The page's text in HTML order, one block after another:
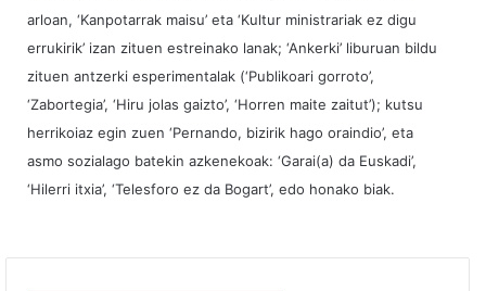
arloan, ‘Kanpotarrak maisu’ eta ‘Kultur ministrariak ez digu
errukirik’ izan zituen estreinako lanak; ‘Ankerki’ liburuan bildu
zituen antzerki esperimentalak (‘Publikoari gorroto’,
‘Zabortegia’, ‘Hiru jolas gaizto’, ‘Horren maite zaitut’); kutsu
herrikoiaz egin zuen ‘Pernando, bizirik hago oraindio’, eta
asmo sozialago batekin azkenekoak: ‘Garai(a) da Euskadi’,
‘Hilerri itxia’, ‘Telesforo ez da Bogart’, edo honako biak.